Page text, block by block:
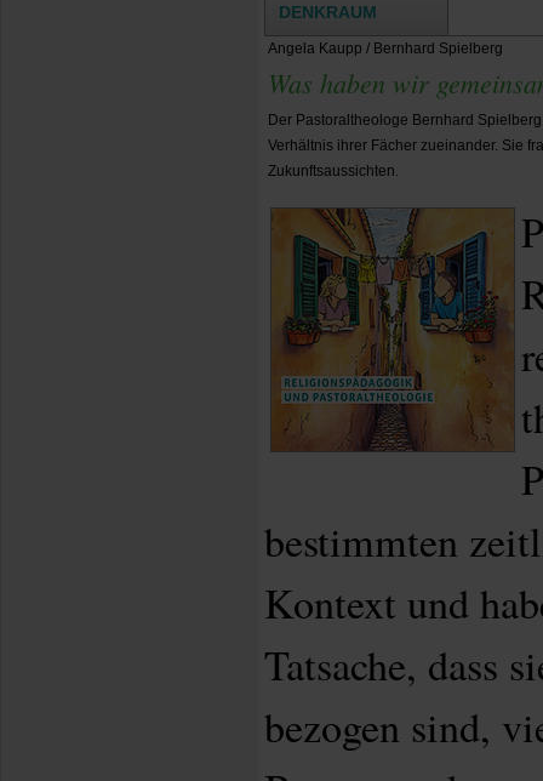
DENKRAUM
Angela Kaupp / Bernhard Spielberg
Was haben wir
Der Pastoraltheologe Bernhard
Verhältnis ihrer Fächer zueinander. Sie
Zukunftsaussichten.
bestimmten
Kontext und
Tatsache, dass
bezogen sind,